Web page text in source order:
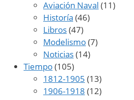
Aviación Naval (11)
Historía (46)
Libros(47)
Modelismo(7)
Noticias(14)
Tiempo(105)
1812-1905 (13)
1906-1918 (12)